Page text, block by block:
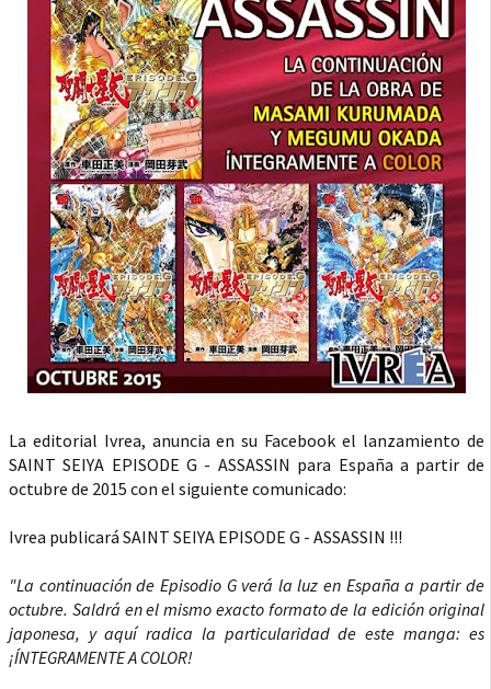
La editorial Ivrea, anuncia en su Facebook el lanzamiento de
SAINT SEIYA EPISODE G - ASSASSIN para España a partir de
octubre de 2015 con el siguiente comunicado:
Ivrea publicará SAINT SEIYA EPISODE G - ASSASSIN !!!
"La continuación de Episodio G verá la luz en España a partir de
octubre. Saldrá en el mismo exacto formato de la edición original
japonesa, y aquí radica la particularidad de este manga: es
¡ÍNTEGRAMENTE A COLOR!